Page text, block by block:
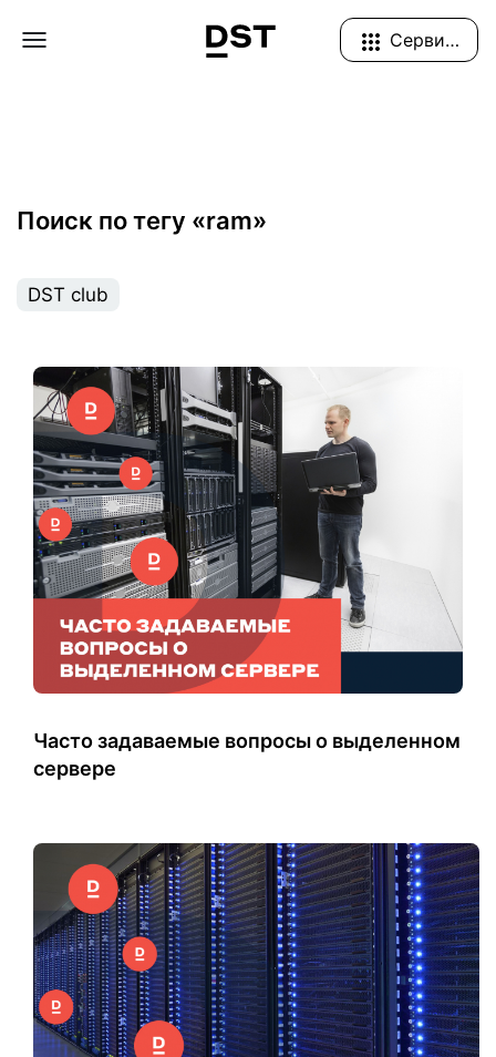
Navigation Menu Сервисы
Поиск по тегу «ram»
DST club
Часто задаваемые вопросы о выделенном
сервере